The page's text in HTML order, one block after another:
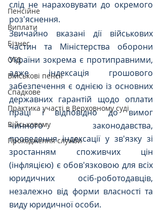
Пенсійне
Виплати
Бізнес
ОГД
Військові пенсії
Спадкове
Практика участі в Верховному суді
Військовому
Проходження служби
слід не нараховувати до окремого
роз'яснення.
Звичайно вказані дії військових
частин та Міністерства оборони
України зокрема є протиправними,
адже індексація грошового
забезпечення є однією із основних
державних гарантій щодо оплати
праці і відповідно до вимог
чинного законодавства,
проведення індексації у зв'язку зі
зростанням споживчих цін
(інфляцією) є обов'язковою для всіх
юридичних осіб-роботодавців,
незалежно від форми власності та
виду юридичної особи.